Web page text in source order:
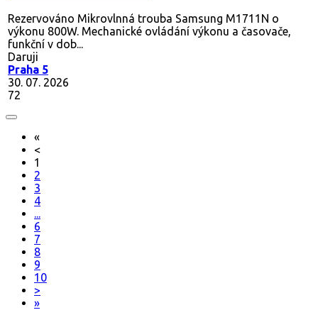
Rezervováno Mikrovlnná trouba Samsung M1711N o
výkonu 800W. Mechanické ovládání výkonu a časovače,
funkční v dob...
Daruji
Praha 5
30. 07. 2026
72
«
<
1
2
3
4
...
6
7
8
9
10
>
»